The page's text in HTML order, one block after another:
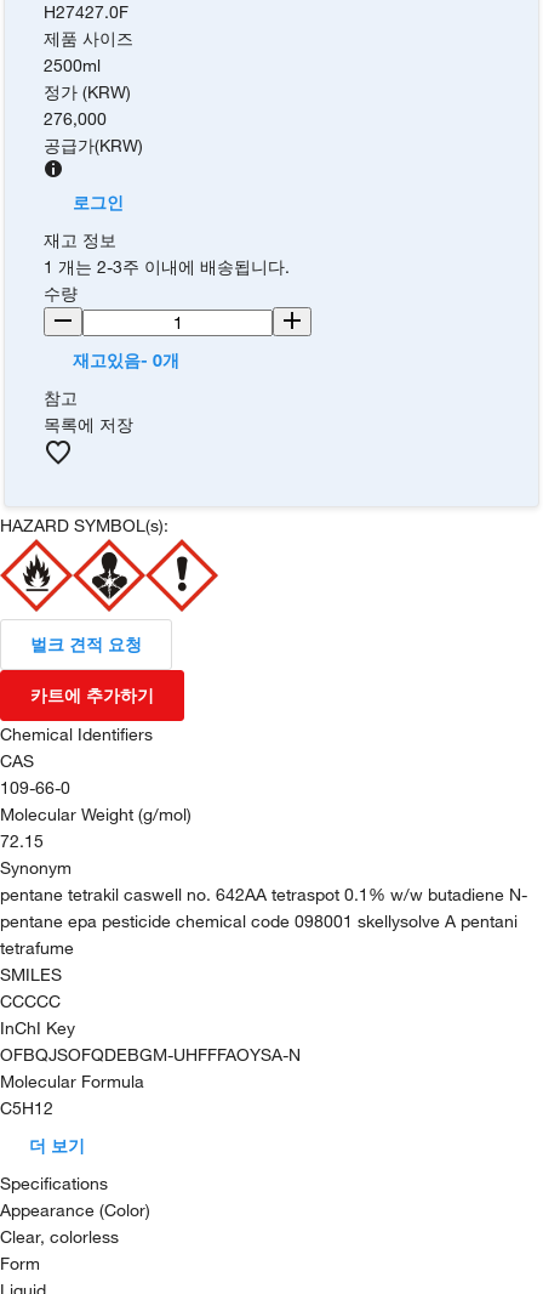
H27427.0F
제품 사이즈
2500ml
정가 (KRW)
276,000
공급가(KRW)
로그인
재고 정보
1 개는 2-3주 이내에 배송됩니다.
수량
재고있음- 0개
참고
목록에 저장
HAZARD SYMBOL(s):
벌크 견적 요청
카트에 추가하기
Chemical Identifiers
CAS
109-66-0
Molecular Weight (g/mol)
72.15
Synonym
pentane tetrakil caswell no. 642AA tetraspot 0.1% w/w butadiene N-
pentane epa pesticide chemical code 098001 skellysolve A pentani
tetrafume
SMILES
CCCCC
InChI Key
OFBQJSOFQDEBGM-UHFFFAOYSA-N
Molecular Formula
C5H12
더 보기
Specifications
Appearance (Color)
Clear, colorless
Form
Liquid